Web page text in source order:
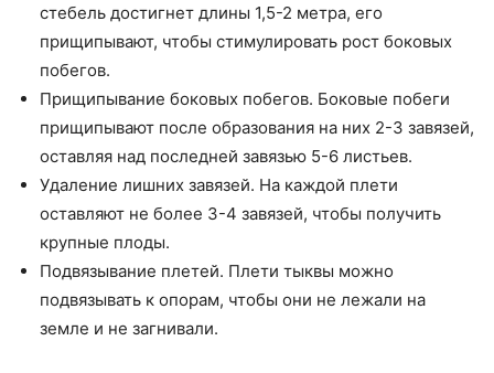
стебель достигнет длины 1,5-2 метра, его
прищипывают, чтобы стимулировать рост боковых
побегов.
Прищипывание боковых побегов. Боковые побеги
прищипывают после образования на них 2-3 завязей,
оставляя над последней завязью 5-6 листьев.
Удаление лишних завязей. На каждой плети
оставляют не более 3-4 завязей, чтобы получить
крупные плоды.
Подвязывание плетей. Плети тыквы можно
подвязывать к опорам, чтобы они не лежали на
земле и не загнивали.